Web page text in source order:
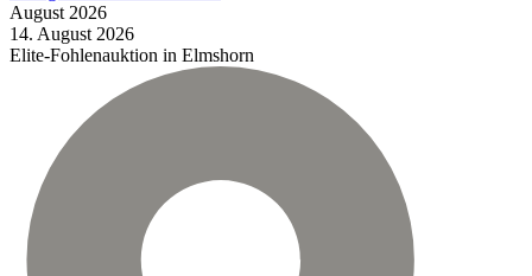
August 2026
14. August 2026
Elite-Fohlenauktion in Elmshorn